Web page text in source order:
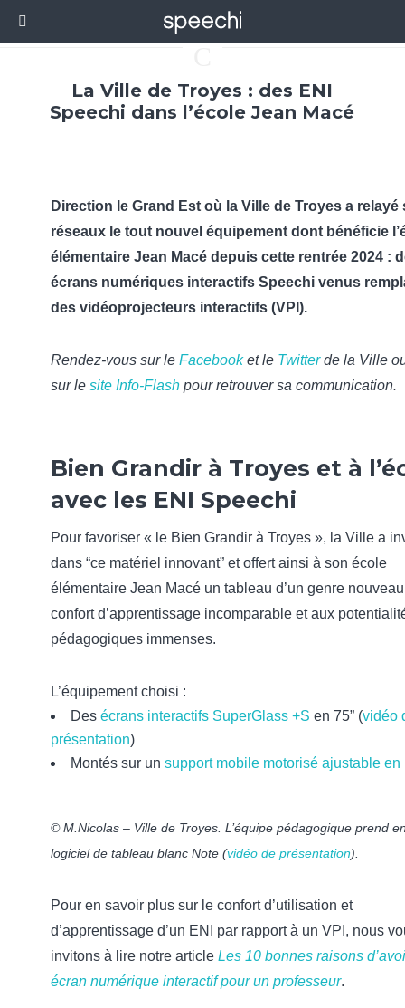
La Ville de Troyes : des ENI
Speechi dans l’école Jean Macé
Direction le Grand Est où la Ville de Troyes a relayé
réseaux le tout nouvel équipement dont bénéficie
élémentaire Jean Macé depuis cette rentrée 2024 :
écrans numériques interactifs Speechi venus
des vidéoprojecteurs interactifs (VPI).
Rendez-vous sur le Facebooket le Twitterde la Ville
sur le site Info-Flash pour retrouver sa communication.
Bien Grandir à Troyes et à
avec les ENI Speechi
Pour favoriser « le Bien Grandir à Troyes », la Ville a
dans “ce matériel innovant” et offert ainsi à son école
élémentaire Jean Macé un tableau d’un genre
confort d’apprentissage incomparable et aux
pédagogiques immenses.
L’équipement choisi :
Des écrans interactifs SuperGlass +S en 75” (vidéo
présentation)
Montés sur un support mobile motorisé ajustable en
© M.Nicolas – Ville de Troyes. L’équipe pédagogique prend
logiciel de tableau blanc Note (vidéo de présentation).
Pour en savoir plus sur le confort d’utilisation et
d’apprentissage d’un ENI par rapport à un VPI, nous
invitons à lire notre article Les 10 bonnes raisons
écran numérique interactif pour un professeur.